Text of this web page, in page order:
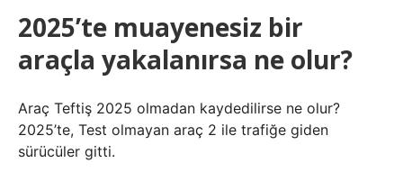
2025’te muayenesiz bir
araçla yakalanırsa ne olur?
Araç Teftiş 2025 olmadan kaydedilirse ne olur?
2025’te, Test olmayan araç 2 ile trafiğe giden
sürücüler gitti.